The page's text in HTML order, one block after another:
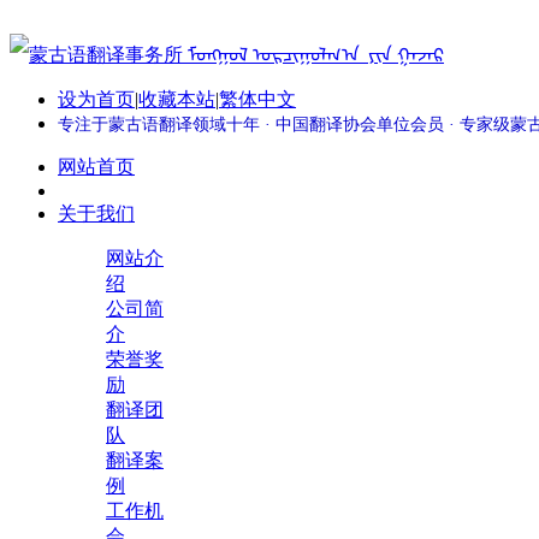
设为首页|收藏本站|繁体中文
专注于蒙古语翻译领域十年 · 中国翻译协会单位会员 · 专家级蒙
网站首页
关于我们
网站介
绍
公司简
介
荣誉奖
励
翻译团
队
翻译案
例
工作机